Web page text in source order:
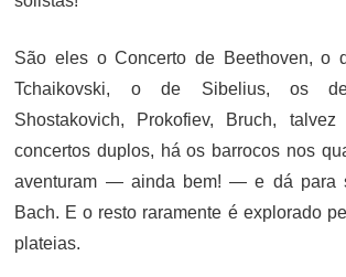
São eles o Concerto de Beethoven, o
Tchaikovski, o de Sibelius, os de
Shostakovich, Prokofiev, Bruch,
concertos duplos, há os barrocos nos
aventuram — ainda bem! — e dá para
Bach. E o resto raramente é explorado
plateias.